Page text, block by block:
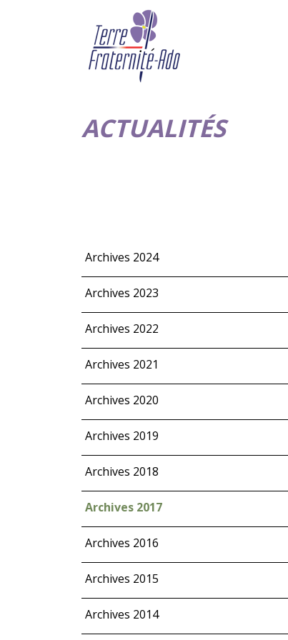
ACTUALITÉS
Archives 2024
Archives 2023
Archives 2022
Archives 2021
Archives 2020
Archives 2019
Archives 2018
Archives 2017
Archives 2016
Archives 2015
Archives 2014